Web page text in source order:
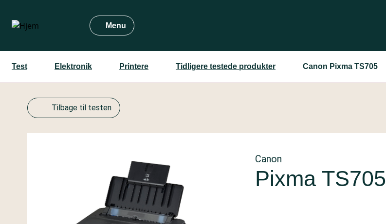
hovedindhold
Menu
Test Elektronik Printere Tidligere testede produkter Canon Pixma TS705
Tilbage til testen
Canon
Pixma TS705